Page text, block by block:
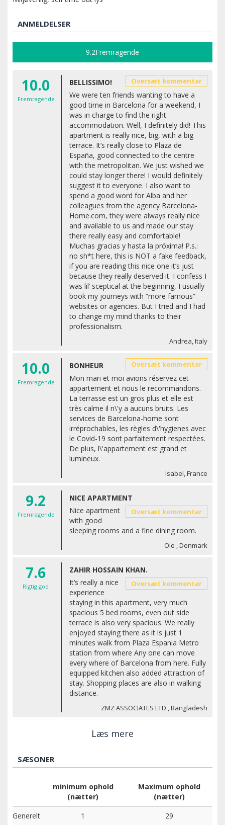
ANMELDELSER
9.2Fremragende
10.0
Fremragende
BELLISSIMO! Oversæt kommentar
We were ten friends wanting to have a
good time in Barcelona for a weekend, I
was in charge to find the right
accommodation. Well, I definitely did! This
apartment is really nice, big, with a big
terrace. It’s really close to Plaza de
España, good connected to the centre
with the metropolitan. We just wished we
could stay longer there! I would definitely
suggest it to everyone. I also want to
spend a good word for Alba and her
colleagues from the agency Barcelona-
Home.com, they were always really nice
and available to us and made our stay
there really easy and comfortable!
Muchas gracias y hasta la próxima! P.s.:
no sh*t here, this is NOT a fake feedback,
if you are reading this nice one it’s just
because they really deserved it. I confess I
was lil’ sceptical at the beginning, I usually
book my journeys with “more famous”
websites or agencies. But I tried and I had
to change my mind thanks to their
professionalism.
Andrea, Italy
10.0
Fremragende
BONHEUR Oversæt kommentar
Mon mari et moi avions réservez cet
appartement et nous le recommandons.
La terrasse est un gros plus et elle est
très calme il n\'y a aucuns bruits. Les
services de Barcelona-home sont
irréprochables, les règles d\'hygienes avec
le Covid-19 sont parfaitement respectées.
De plus, l\'appartement est grand et
lumineux.
Isabel, France
9.2
Fremragende
NICE APARTMENT
Oversæt kommentar
Nice apartment
with good
sleeping rooms and a fine dining room.
Ole , Denmark
7.6
Rigtig god
ZAHIR HOSSAIN KHAN.
Oversæt kommentar
It’s really a nice
experience
staying in this apartment, very much
spacious 5 bed rooms, even out side
terrace is also very spacious. We really
enjoyed staying there as it is just 1
minutes walk from Plaza Espania Metro
station from where Any one can move
every where of Barcelona from here. Fully
equipped kitchen also added attraction of
stay. Shopping places are also in walking
distance.
ZMZ ASSOCIATES LTD , Bangladesh
Læs mere
SÆSONER
minimum ophold
(nætter)
Maximum ophold
(nætter)
Generelt
1 29